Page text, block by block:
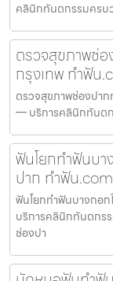
คลินิกทันตกรรมครบ
ตรวจสุขภาพช่
กรุงเทพ ทำฟัน
ตรวจสุขภาพช่องปา
— บริการคลินิกทันต
ฟันโยกทำฟันบ
ปาก ทำฟัน.com
ฟันโยกทำฟันบางกอ
บริการคลินิกทันตกร
ช่องปา